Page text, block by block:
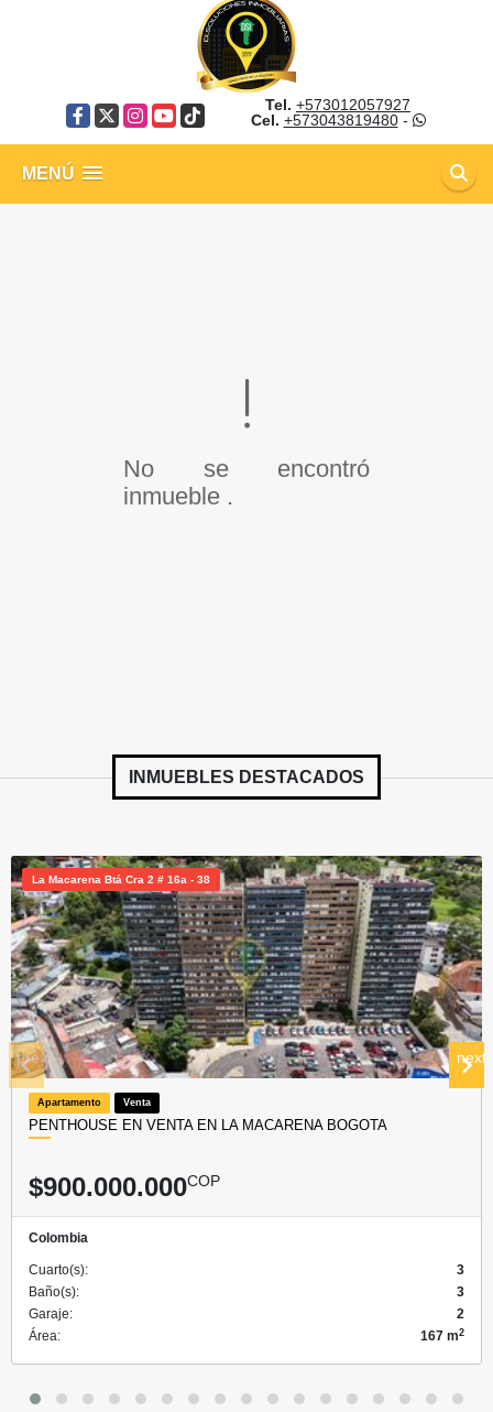
Facebook
X Instagram
YouTube
TikTok
Tel. +573012057927
Cel. +573043819480-
MENÚ
No se encontró
inmueble .
INMUEBLES DESTACADOS
La Macarena Btá Cra 2 # 16a - 38
Apartamento Venta
PENTHOUSE EN VENTA EN LA MACARENA BOGOTA
$900.000.000COP
Colombia
Cuarto(s):
3
Baño(s):
3
Garaje:
2
Área:
167 m2
prev next